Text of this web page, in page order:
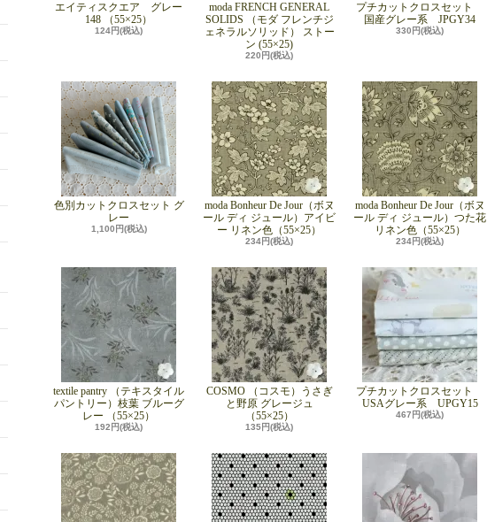
エイティスクエア グレー
148 （55×25）
124円(税込)
moda FRENCH GENERAL
SOLIDS （モダ フレンチジ
ェネラルソリッド） ストー
ン (55×25)
220円(税込)
プチカットクロスセット
国産グレー系 JPGY34
330円(税込)
色別カットクロスセット グ
レー
1,100円(税込)
moda Bonheur De Jour（ボヌ
ール ディ ジュール）アイビ
ー リネン色（55×25）
234円(税込)
moda Bonheur De Jour（ボヌ
ール ディ ジュール）つた花
リネン色（55×25）
234円(税込)
textile pantry （テキスタイル
パントリー）枝葉 ブルーグ
レー （55×25）
192円(税込)
COSMO （コスモ）うさぎ
と野原 グレージュ
（55×25）
135円(税込)
プチカットクロスセット
USAグレー系 UPGY15
467円(税込)